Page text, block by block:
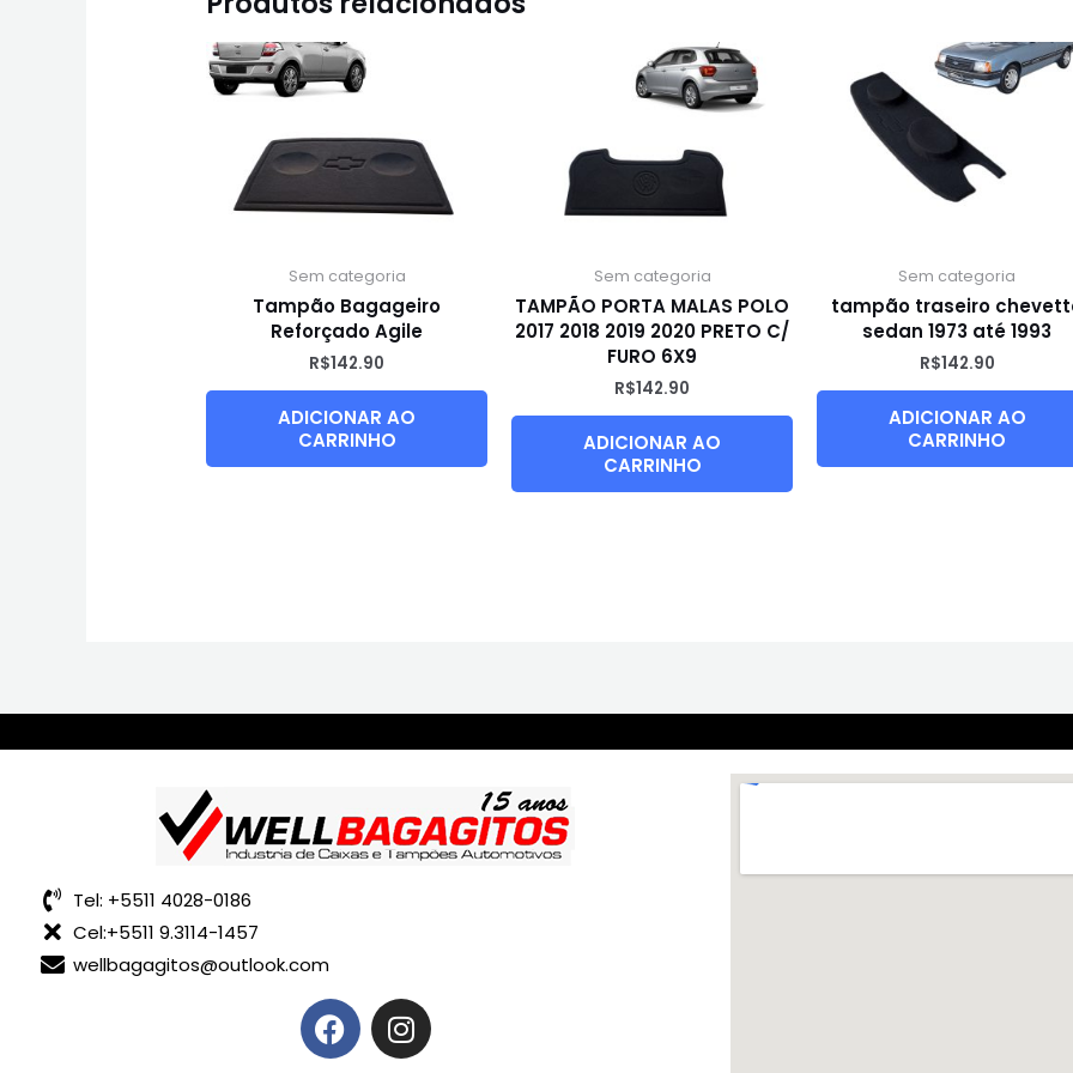
Sem categoria
Tampão Bagageiro
Reforçado Agile
R$142.90
ADICIONAR AO
CARRINHO
Sem categoria
TAMPÃO PORTA MALAS POLO
2017 2018 2019 2020 PRETO C/
FURO 6X9
R$142.90
ADICIONAR AO
CARRINHO
Sem categoria
tampão traseiro
sedan 1973 até 1993
R$142.90
ADICIONAR AO
CARRINHO
Tel: +5511 4028-0186
Cel:+5511 9.3114-1457
wellbagagitos@outlook.com